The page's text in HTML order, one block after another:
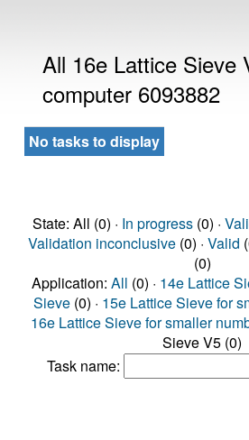
All 16e Lattice Sieve
computer 6093882
No tasks to display
State: All (0) · In progress(0) ·
Validation inconclusive(0) · Valid
(0)
Application: All (0) · 14e Lattice
Sieve (0) · 15e Lattice Sieve for
16e Lattice Sieve for smaller
Sieve V5 (0)
Task name: